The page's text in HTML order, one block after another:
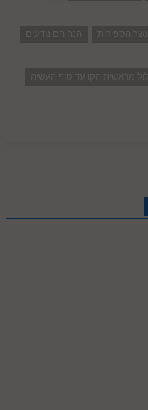
הספירות
הנה הם נודעים
מראשית הקו עד סוף העשיה